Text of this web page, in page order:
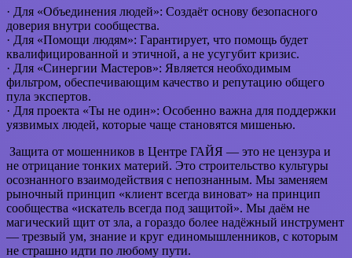
· Для «Объединения людей»: Создаёт основу безопасного
доверия внутри сообщества.
· Для «Помощи людям»: Гарантирует, что помощь будет
квалифицированной и этичной, а не усугубит кризис.
· Для «Синергии Мастеров»: Является необходимым
фильтром, обеспечивающим качество и репутацию общего
пула экспертов.
· Для проекта «Ты не один»: Особенно важна для поддержки
уязвимых людей, которые чаще становятся мишенью.
Защита от мошенников в Центре ГАЙЯ — это не цензура и
не отрицание тонких материй. Это строительство культуры
осознанного взаимодействия с непознанным. Мы заменяем
рыночный принцип «клиент всегда виноват» на принцип
сообщества «искатель всегда под защитой». Мы даём не
магический щит от зла, а гораздо более надёжный инструмент
— трезвый ум, знание и круг единомышленников, с которым
не страшно идти по любому пути.